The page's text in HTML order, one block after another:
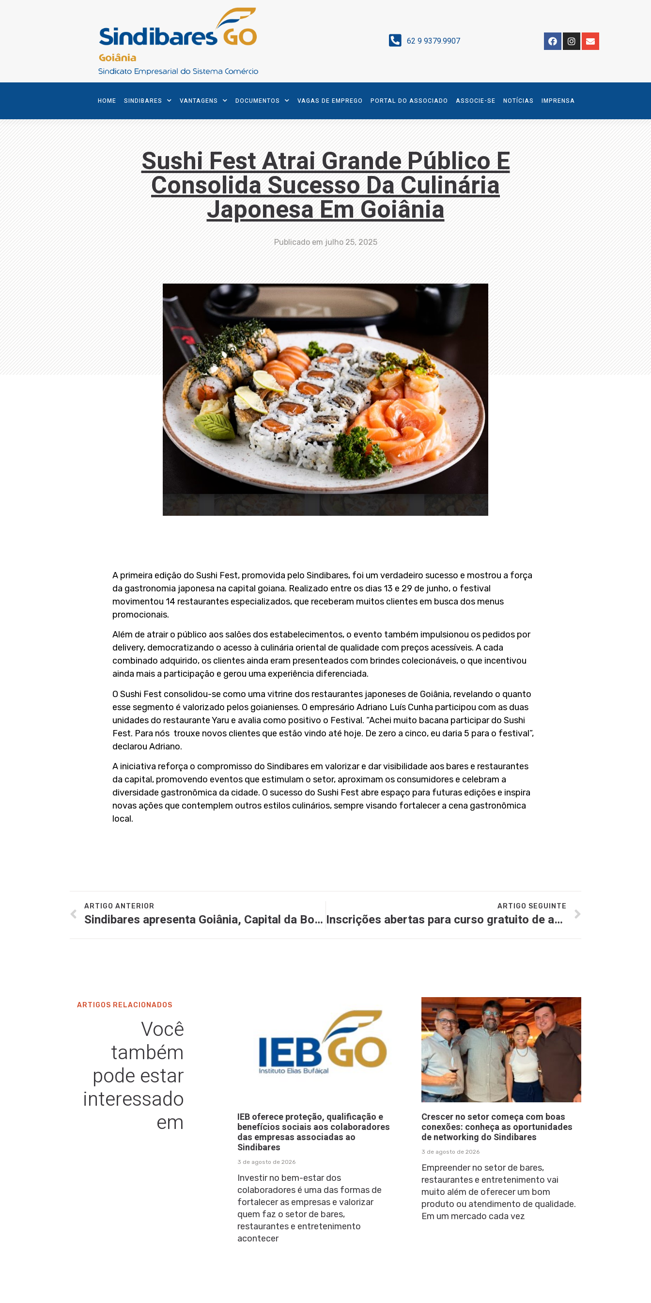
62 9 9379.9907
HOME SINDIBARES VANTAGENS DOCUMENTOS VAGAS DE EMPREGO PORTAL DO ASSOCIADO ASSOCIE-SE NOTÍCIAS IMPRENSA
Sushi Fest Atrai Grande Público E
Consolida Sucesso Da Culinária
Japonesa Em Goiânia
Publicado em julho 25, 2025
A primeira edição do Sushi Fest, promovida pelo Sindibares, foi um verdadeiro sucesso e mostrou a força
da gastronomia japonesa na capital goiana. Realizado entre os dias 13 e 29 de junho, o festival
movimentou 14 restaurantes especializados, que receberam muitos clientes em busca dos menus
promocionais.
Além de atrair o público aos salões dos estabelecimentos, o evento também impulsionou os pedidos por
delivery, democratizando o acesso à culinária oriental de qualidade com preços acessíveis. A cada
combinado adquirido, os clientes ainda eram presenteados com brindes colecionáveis, o que incentivou
ainda mais a participação e gerou uma experiência diferenciada.
O Sushi Fest consolidou-se como uma vitrine dos restaurantes japoneses de Goiânia, revelando o quanto
esse segmento é valorizado pelos goianienses. O empresário Adriano Luís Cunha participou com as duas
unidades do restaurante Yaru e avalia como positivo o Festival. “Achei muito bacana participar do Sushi
Fest. Para nós trouxe novos clientes que estão vindo até hoje. De zero a cinco, eu daria 5 para o festival”,
declarou Adriano.
A iniciativa reforça o compromisso do Sindibares em valorizar e dar visibilidade aos bares e restaurantes
da capital, promovendo eventos que estimulam o setor, aproximam os consumidores e celebram a
diversidade gastronômica da cidade. O sucesso do Sushi Fest abre espaço para futuras edições e inspira
novas ações que contemplem outros estilos culinários, sempre visando fortalecer a cena gastronômica
local.
ARTIGO ANTERIOR
Sindibares apresenta Goiânia, Capital da Boa Mesa
ARTIGO SEGUINTE
Inscrições abertas para curso gratuito de auxiliar de cozinha
ARTIGOS RELACIONADOS
Você
também
pode estar
interessado
em
IEB oferece proteção, qualificação e
benefícios sociais aos colaboradores
das empresas associadas ao
Sindibares
3 de agosto de 2026
Investir no bem-estar dos
colaboradores é uma das formas de
fortalecer as empresas e valorizar
quem faz o setor de bares,
restaurantes e entretenimento
acontecer
Crescer no setor começa com boas
conexões: conheça as oportunidades
de networking do Sindibares
3 de agosto de 2026
Empreender no setor de bares,
restaurantes e entretenimento vai
muito além de oferecer um bom
produto ou atendimento de qualidade.
Em um mercado cada vez